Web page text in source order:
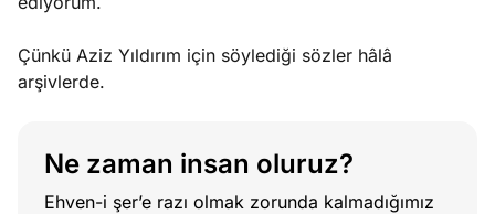
Çünkü Aziz Yıldırım için söylediği sözler hâlâ
arşivlerde.
Ne zaman insan oluruz?
Ehven-i şer’e razı olmak zorunda kalmadığımız